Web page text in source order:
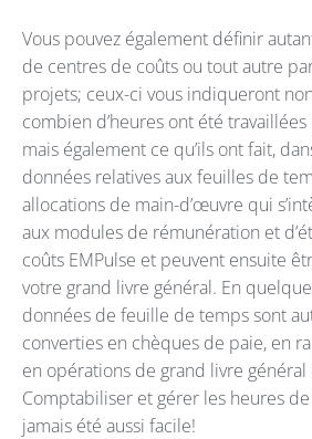
Vous pouvez également définir
de centres de coûts ou tout autre
projets; ceux-ci vous indiqueront
combien d’heures ont été
mais également ce qu’ils ont fait,
données relatives aux feuilles de
allocations de main-d’œuvre qui
aux modules de rémunération et
coûts EMPulse et peuvent ensuite
votre grand livre général. En
données de feuille de temps sont
converties en chèques de paie, en
en opérations de grand livre
Comptabiliser et gérer les heures de
jamais été aussi facile!